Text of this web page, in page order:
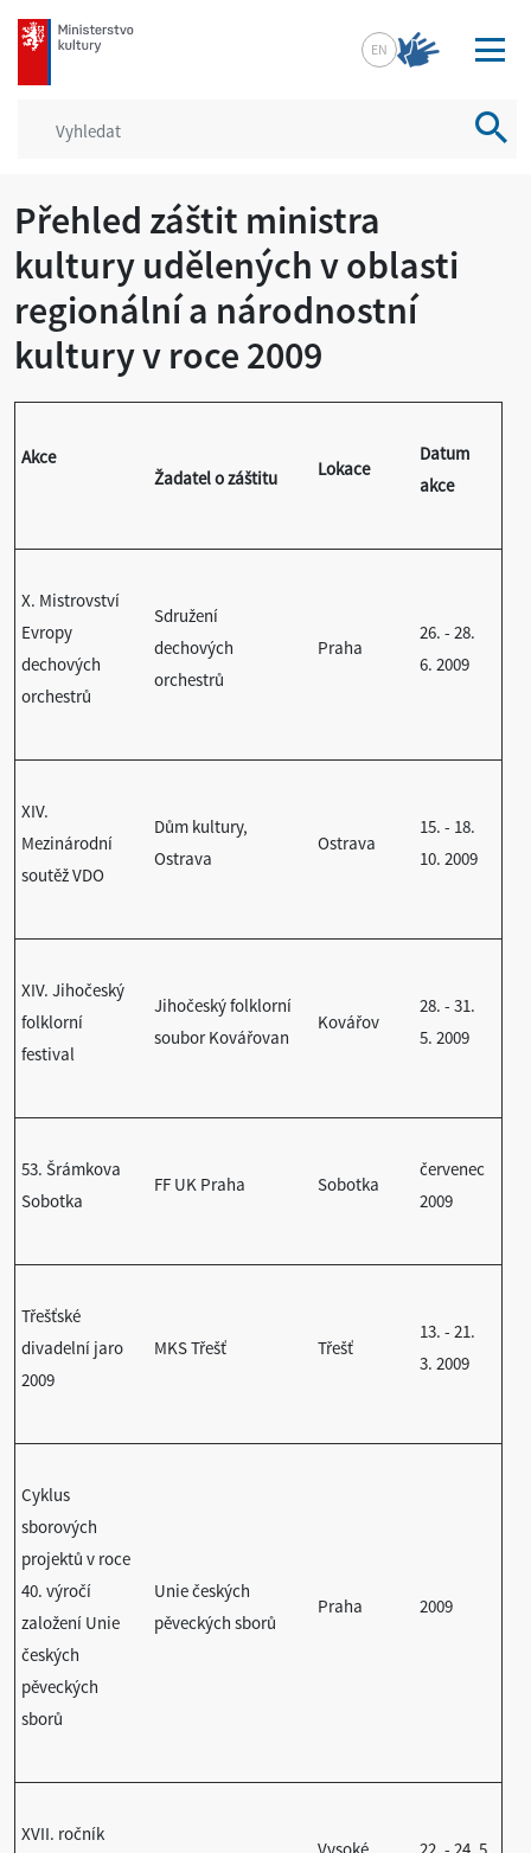
mkcr.cz
EN
Přehled záštit ministra
kultury udělených v oblasti
regionální a národnostní
kultury v roce 2009
Akce
Žadatel o záštitu
Lokace
Datum
akce
X. Mistrovství
Evropy
dechových
orchestrů
Sdružení
dechových
orchestrů
Praha
26. - 28.
6. 2009
XIV.
Mezinárodní
soutěž VDO
Dům kultury,
Ostrava
Ostrava
15. - 18.
10. 2009
XIV. Jihočeský
folklorní
festival
Jihočeský folklorní
soubor Kovářovan
Kovářov
28. - 31.
5. 2009
53. Šrámkova
Sobotka
FF UK Praha Sobotka
červenec
2009
Třešťské
divadelní jaro
2009
MKS Třešť Třešť
13. - 21.
3. 2009
Cyklus
sborových
projektů v roce
40. výročí
založení Unie
českých
pěveckých
sborů
Unie českých
pěveckých sborů
Praha 2009
XVII. ročník